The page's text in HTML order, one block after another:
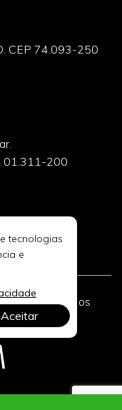
CEP 74.093-250
01.311-200
Todos os
tecnologias
e
Aceitar